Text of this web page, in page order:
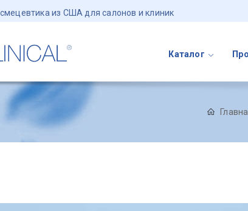
из США для салонов и клиник
Каталог